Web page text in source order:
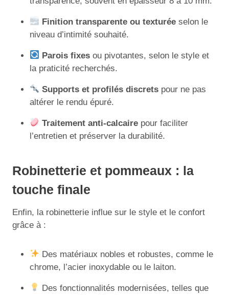
Finition transparente ou texturée selon le
niveau d’intimité souhaité.
Parois fixes ou pivotantes, selon le style et
la praticité recherchés.
Supports et profilés discrets pour ne pas
altérer le rendu épuré.
Traitement anti-calcaire pour faciliter
l’entretien et préserver la durabilité.
Robinetterie et pommeaux : la
touche finale
Enfin, la robinetterie influe sur le style et le confort
grâce à :
Des matériaux nobles et robustes, comme le
chrome, l’acier inoxydable ou le laiton.
Des fonctionnalités modernisées, telles que